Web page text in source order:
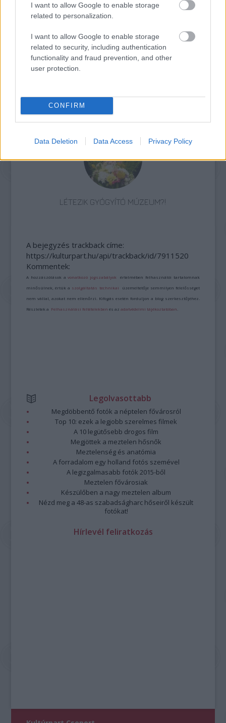
I want to allow Google to enable storage
related to personalization.
I want to allow Google to enable storage
related to security, including authentication
functionality and fraud prevention, and other
user protection.
CONFIRM
Data Deletion Data Access Privacy Policy
AZ EMBERSÉG ÜNNEPE
„NEM TÖBB EZER EMBERRE UTAZUNK, HANEM
EGY VÁLOGATOTT TÁRSASÁGRA”
LÉTEZIK GYÓGYÍTÓ MÚZEUM?!
A bejegyzés trackback címe:
https://kulturpart.hu/api/trackback/id/7911520
Kommentek:
A hozzászólások avonatkozó jogszabályok értelmében felhasználói tartalomnak
minősülnek, értük a szolgáltatás technikai üzemeltetője semmilyen felelősséget
nem vállal, azokat nem ellenőrzi. Kifogás esetén forduljon a blog szerkesztőjéhez.
Részletek a Felhasználási feltételekben és azadatvédelmi tájékoztatóban
Legolvasottabb
Megdöbbentő fotók a néptelen fővárosról
Top 10: ezek a legjobb szerelmes filmek
A 10 legütősebb drogos film
Megjöttek a meztelen hősnők
Meztelenség és anatómia
A forradalom egy holland fotós szemével
A legizgalmasabb fotók 2015-ből
Meztelen fővárosiak
Készülőben a nagy meztelen album
Nézd meg a 48-as szabadságharc hőseiről készült
fotókat!
Hírlevél feliratkozás